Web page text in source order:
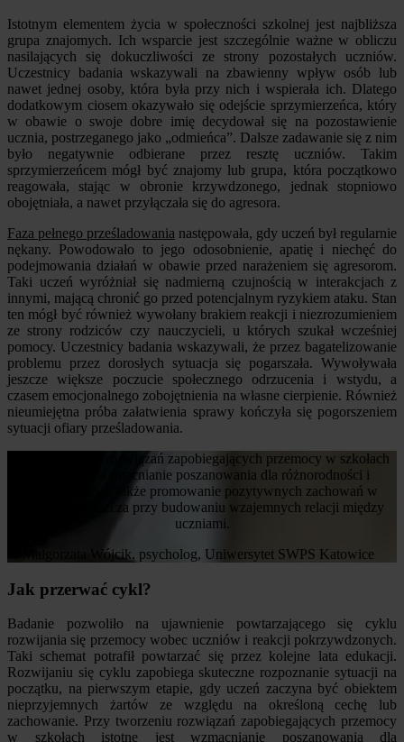
Istotnym elementem życia w społeczności szkolnej jest najbliższa
grupa znajomych. Ich wsparcie jest szczególnie ważne w obliczu
nasilających się dokuczliwości ze strony pozostałych uczniów.
Uczestnicy badania wskazywali na zbawienny wpływ osób lub
nawet jednej osoby, która była przy nich i wspierała ich. Dlatego
dodatkowym ciosem okazywało się odejście sprzymierzeńca, który
w obawie o swoje dobre imię decydował się na pozostawienie
ucznia, postrzeganego jako „odmieńca”. Dalsze zadawanie się z nim
było negatywnie odbierane przez resztę uczniów. Takim
sprzymierzeńcem mógł być znajomy lub grupa, która początkowo
reagowała, stając w obronie krzywdzonego, jednak stopniowo
obojętniała, a nawet przyłączała się do agresora.
Faza pełnego prześladowania następowała, gdy uczeń był regularnie
nękany. Powodowało to jego odosobnienie, apatię i niechęć do
podejmowania działań w obawie przed narażeniem się agresorom.
Taki uczeń wyróżniał się nadmierną czujnością w interakcjach z
innymi, mającą chronić go przed potencjalnym ryzykiem ataku. Stan
ten mógł być również wywołany brakiem reakcji i niezrozumieniem
ze strony rodziców czy nauczycieli, u których szukał wcześniej
pomocy. Uczestnicy badania wskazywali, że przez bagatelizowanie
problemu przez dorosłych sytuacja się pogarszała. Wywoływała
jeszcze większe poczucie społecznego odrzucenia i wstydu, a
czasem emocjonalnego zobojętnienia na własne cierpienie. Również
nieumiejętna próba załatwienia sprawy kończyła się pogorszeniem
sytuacji ofiary prześladowania.
Przy tworzeniu rozwiązań zapobiegających przemocy w szkołach
istotne jest wzmacnianie poszanowania dla różnorodności i
odmienności, a także promowanie pozytywnych zachowań w
grupie – zwłaszcza przy budowaniu wzajemnych relacji między
uczniami.
dr Małgorzata Wójcik, psycholog, Uniwersytet SWPS Katowice
Jak przerwać cykl?
Badanie pozwoliło na ujawnienie powtarzającego się cyklu
rozwijania się przemocy wobec uczniów i reakcji pokrzywdzonych.
Taki schemat potrafił powtarzać się przez kolejne lata edukacji.
Rozwijaniu się cyklu zapobiega skuteczne rozpoznanie sytuacji na
początku, na pierwszym etapie, gdy uczeń zaczyna być obiektem
nieprzyjemnych żartów ze względu na określoną cechę lub
zachowanie. Przy tworzeniu rozwiązań zapobiegających przemocy
w szkołach istotne jest wzmacnianie poszanowania dla